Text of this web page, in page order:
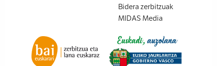
Bidera zerbitzuak
MIDAS Media